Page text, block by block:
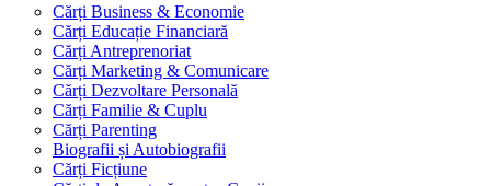
Cărți Business & Economie
Cărți Educație Financiară
Cărți Antreprenoriat
Cărți Marketing & Comunicare
Cărți Dezvoltare Personală
Cărți Familie & Cuplu
Cărți Parenting
Biografii și Autobiografii
Cărți Ficțiune